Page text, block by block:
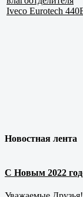
Новостная лента
С Новым 2022